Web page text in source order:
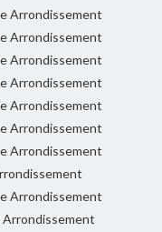
Arrondissement
Arrondissement
Arrondissement
Arrondissement
Arrondissement
Arrondissement
Arrondissement
Arrondissement
Arrondissement